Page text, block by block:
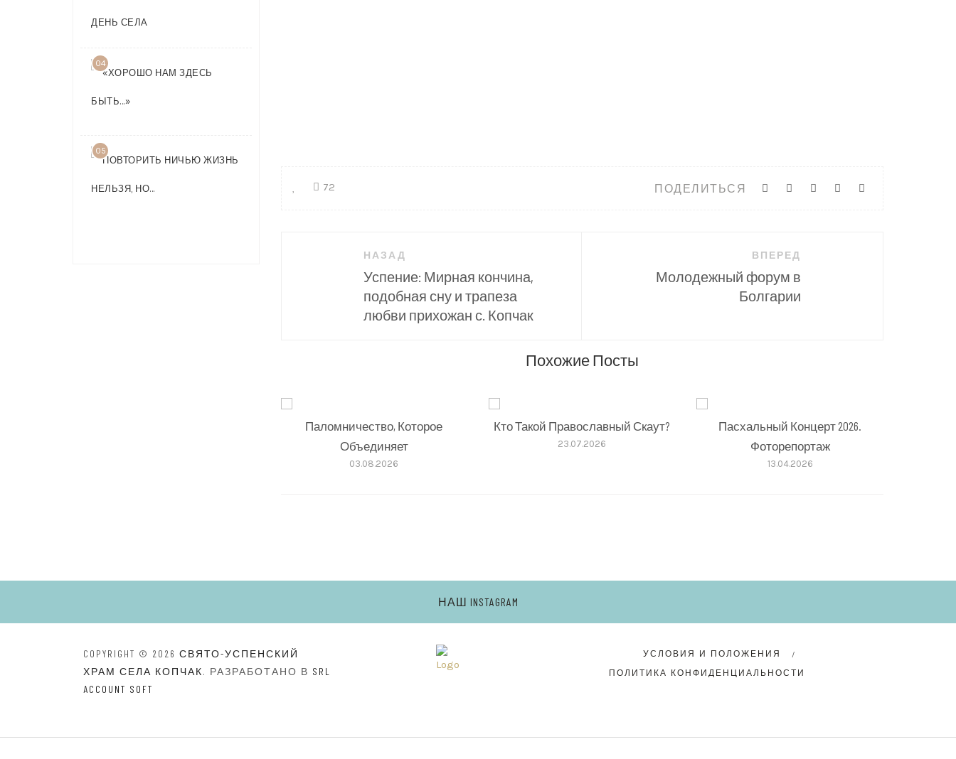
ПОДЕЛИТЬСЯ
72
НАЗАД
Успение: Мирная кончина,
подобная сну и трапеза
любви прихожан с. Копчак
ВПЕРЕД
Молодежный форум в
Болгарии
Похожие Посты
Паломничество, Которое
Объединяет
03.08.2026
Кто Такой Православный Скаут?
23.07.2026
Пасхальный Концерт 2026.
Фоторепортаж
13.04.2026
04
05
НАШ INSTAGRAM
COPYRIGHT © 2026 СВЯТО-УСПЕНСКИЙ
ХРАМ СЕЛА КОПЧАК. РАЗРАБОТАНО В SRL
ACCOUNT SOFT
УСЛОВИЯ И ПОЛОЖЕНИЯ
ПОЛИТИКА КОНФИДЕНЦИАЛЬНОСТИ